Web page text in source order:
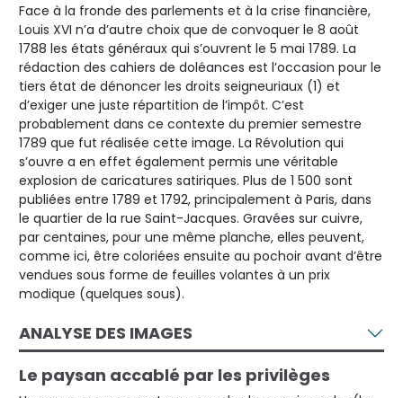
Face à la fronde des parlements et à la crise financière,
Louis XVI n’a d’autre choix que de convoquer le 8 août
1788 les états généraux qui s’ouvrent le 5 mai 1789. La
rédaction des cahiers de doléances est l’occasion pour le
tiers état de dénoncer les droits seigneuriaux (1) et
d’exiger une juste répartition de l’impôt. C’est
probablement dans ce contexte du premier semestre
1789 que fut réalisée cette image. La Révolution qui
s’ouvre a en effet également permis une véritable
explosion de caricatures satiriques. Plus de 1 500 sont
publiées entre 1789 et 1792, principalement à Paris, dans
le quartier de la rue Saint-Jacques. Gravées sur cuivre,
par centaines, pour une même planche, elles peuvent,
comme ici, être coloriées ensuite au pochoir avant d’être
vendues sous forme de feuilles volantes à un prix
modique (quelques sous).
ANALYSE DES IMAGES
Le paysan accablé par les privilèges